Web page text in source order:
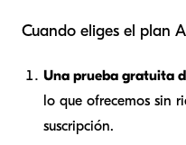
Cuando eliges el plan
Una prueba gratuita
lo que ofrecemos sin
suscripción.